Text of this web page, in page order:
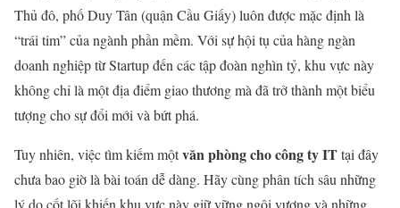
Thủ đô, phố Duy Tân (quận Cầu Giấy) luôn được mặc định là
“trái tim” của ngành phần mềm. Với sự hội tụ của hàng ngàn
doanh nghiệp từ Startup đến các tập đoàn nghìn tỷ, khu vực này
không chỉ là một địa điểm giao thương mà đã trở thành một biểu
tượng cho sự đổi mới và bứt phá.
Tuy nhiên, việc tìm kiếm mộtvăn phòng cho công ty ITtại đây
chưa bao giờ là bài toán dễ dàng. Hãy cùng phân tích sâu những
lý do cốt lõi khiến khu vực này giữ vững ngôi vương và những